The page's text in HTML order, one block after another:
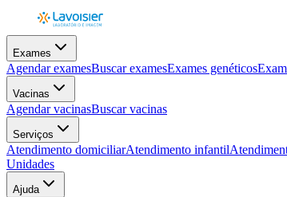
Exames
Agendar examesBuscar examesExames genéticos
Vacinas
Agendar vacinasBuscar vacinas
Serviços
Atendimento domiciliarAtendimento infantil
Unidades
Ajuda